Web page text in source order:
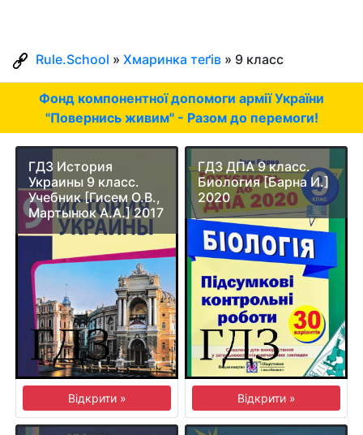
Rule.School » Хмаринка теґів » 9 класс
Фонд компонентної допомоги армії України
"Повернись живим" - Разом до перемоги!
ГДЗ История
Украины 9 класс.
Учебник [Гисем О.В.,
Мартынюк А.А.] 2017
Відкрити »
ГДЗ ДПА 9 класс.
Биология [Барна И.]
2020
Відкрити »